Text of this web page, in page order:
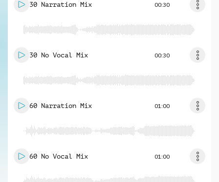
30 Narration Mix 00:30
30 No Vocal Mix 00:30
60 Narration Mix 01:00
60 No Vocal Mix 01:00